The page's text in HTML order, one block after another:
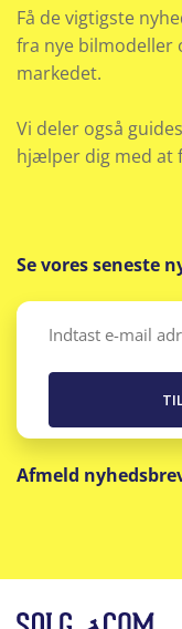
Navigation
Nøglefri start
Rat m. varme
Regnsensor
Sædevarme for
Få de vigtigste
fra nye
markedet.
Vi deler også
hjælper dig med at
Se vores seneste
Email
Afmeld